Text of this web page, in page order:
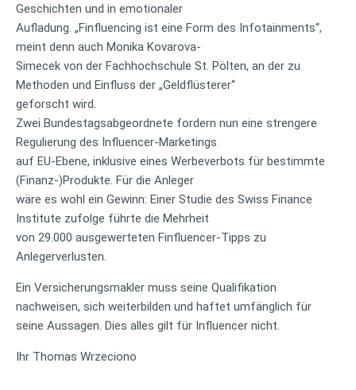
Geschichten und in emotionaler
Aufladung. „Finfluencing ist eine Form des Infotainments“,
meint denn auch Monika Kovarova-
Simecek von der Fachhochschule St. Pölten, an der zu
Methoden und Einfluss der „Geldflüsterer“
geforscht wird.
Zwei Bundestagsabgeordnete fordern nun eine strengere
Regulierung des Influencer-Marketings
auf EU-Ebene, inklusive eines Werbeverbots für bestimmte
(Finanz-)Produkte. Für die Anleger
wäre es wohl ein Gewinn: Einer Studie des Swiss Finance
Institute zufolge führte die Mehrheit
von 29.000 ausgewerteten Finfluencer-Tipps zu
Anlegerverlusten.
Ein Versicherungsmakler muss seine Qualifikation
nachweisen, sich weiterbilden und haftet umfänglich für
seine Aussagen. Dies alles gilt für Influencer nicht.
Ihr Thomas Wrzeciono